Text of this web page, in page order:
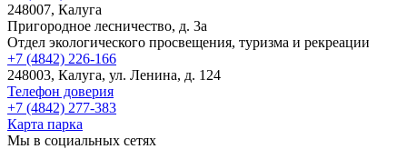
248007, Калуга
Пригородное лесничество, д. 3а
Отдел экологического просвещения, туризма и рекреации
+7 (4842) 226-166
248003, Калуга, ул. Ленина, д. 124
Телефон доверия
+7 (4842) 277-383
Карта парка
Мы в социальных сетях